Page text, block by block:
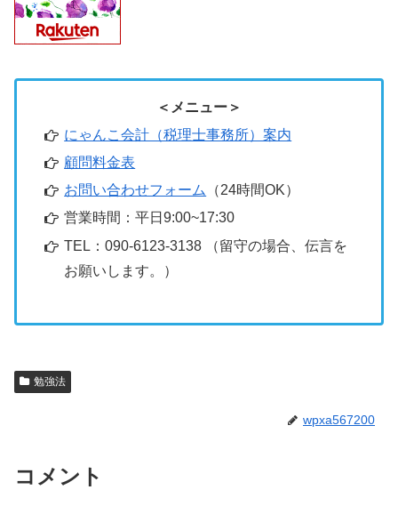
＜メニュー＞
にゃんこ会計（税理士事務所）案内
顧問料金表
お問い合わせフォーム
（24時間OK）
営業時間：平日9:00~17:30
TEL：090-6123-3138 （留守の場合、伝言を
お願いします。）
勉強法
wpxa567200
コメント